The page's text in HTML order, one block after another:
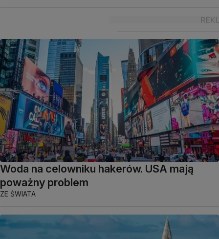
Woda na celowniku hakerów. USA mają
poważny problem
ZE ŚWIATA